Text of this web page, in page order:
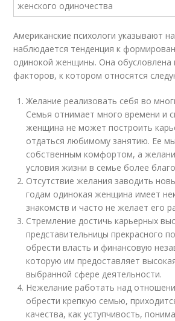
Американские психологи указывают
наблюдается тенденция к
одинокой женщины. Она
факторов, к котором относятся
Желание реализовать себя во
Семья отнимает много времени и
женщина не может построить
отдаться любимому занятию. Ее
собственным комфортом, а
условия жизни в семье более
Отсутствие желания заводить
годам одинокая женщина имеет
знакомств и часто не желает его
Стремление достичь карьерных
представительницы прекрасного
обрести власть и финансовую
которую им предоставляет
выбранной сфере деятельности.
Нежелание работать над
обрести крепкую семью,
качества, как уступчивость,